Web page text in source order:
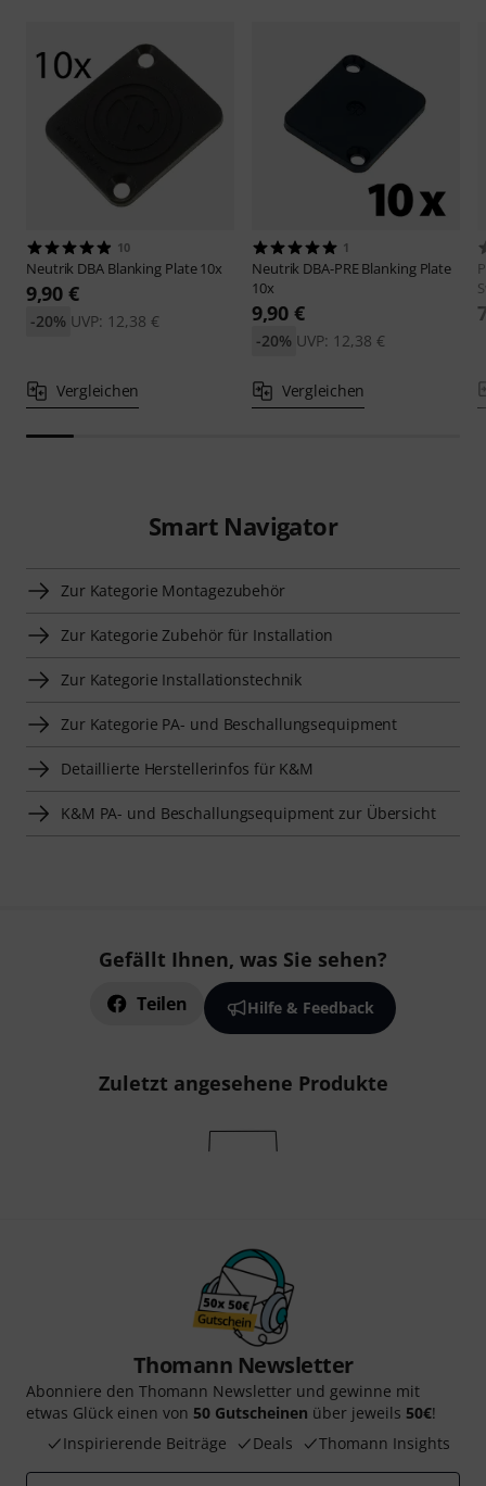
10
Neutrik DBA Blanking Plate 10x
9,90 €
UVP: 12,38 €
-20%
Vergleichen
1
Neutrik DBA-PRE Blanking Plate
10x
9,90 €
UVP: 12,38 €
-20%
Vergleichen
Smart Navigator
Zur Kategorie Montagezubehör
Zur Kategorie Zubehör für Installation
Zur Kategorie Installationstechnik
Zur Kategorie PA- und Beschallungsequipment
Detaillierte Herstellerinfos für K&M
K&M PA- und Beschallungsequipment zur Übersicht
Gefällt Ihnen, was Sie sehen?
Teilen Hilfe & Feedback
Zuletzt angesehene Produkte
Thomann Newsletter
Abonniere den Thomann Newsletter und gewinne mit
etwas Glück einen von 50 Gutscheinen über jeweils 50€!
Inspirierende Beiträge
Deals Thomann Insights